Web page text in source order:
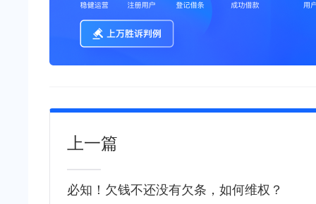
上一篇
必知！欠钱不还没有欠条，如何维权？